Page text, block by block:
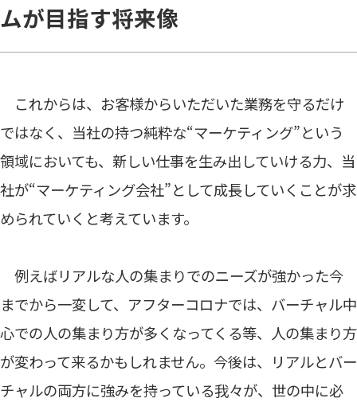
ムが目指す将来像
これからは、お客様からいただいた業務を守るだけ
ではなく、当社の持つ純粋な“マーケティング”という
領域においても、新しい仕事を生み出していける力、当
社が“マーケティング会社”として成長していくことが求
められていくと考えています。
例えばリアルな人の集まりでのニーズが強かった今
までから一変して、アフターコロナでは、バーチャル中
心での人の集まり方が多くなってくる等、人の集まり方
が変わって来るかもしれません。今後は、リアルとバー
チャルの両方に強みを持っている我々が、世の中に必